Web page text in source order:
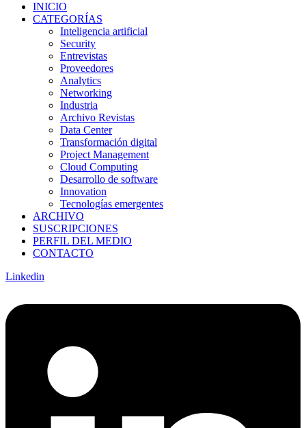
INICIO
CATEGORÍAS
Inteligencia artificial
Security
Entrevistas
Proveedores
Analytics
Networking
Industria
Archivo Revistas
Data Center
Transformación digital
Project Management
Cloud Computing
Desarrollo de software
Innovation
Tecnologías emergentes
ARCHIVO
SUSCRIPCIONES
PERFIL DEL MEDIO
CONTACTO
Linkedin